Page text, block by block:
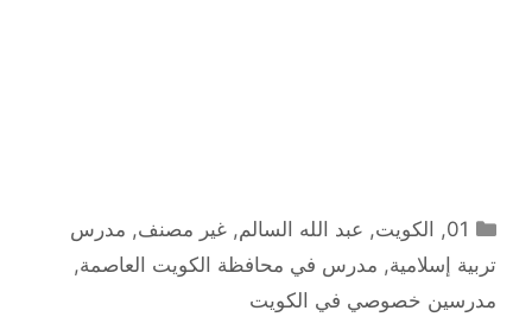
التصنيفات
01
, الكويت, عبد الله السالم,غير مصنف, مدرس
تربية إسلامية, مدرس في محافظة الكويت العاصمة,
مدرسين خصوصي في الكويت